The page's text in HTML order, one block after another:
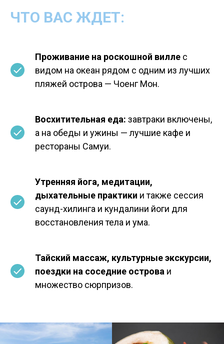
ЧТО ВАС ЖДЕТ:
Проживание на роскошной вилле с
видом на океан рядом с одним из лучших
пляжей острова — Чоенг Мон.
Восхитительная еда: завтраки включены,
а на обеды и ужины — лучшие кафе и
рестораны Самуи.
Утренняя йога, медитации,
дыхательные практики и также сессия
саунд-хилинга и кундалини йоги для
восстановления тела и ума.
Тайский массаж, культурные экскурсии,
поездки на соседние острова и
множество сюрпризов.